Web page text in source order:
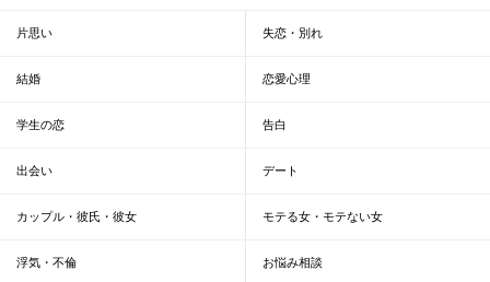
片思い 失恋・別れ
結婚 恋愛心理
学生の恋 告白
出会い デート
カップル・彼氏・彼女 モテる女・モテない女
浮気・不倫 お悩み相談